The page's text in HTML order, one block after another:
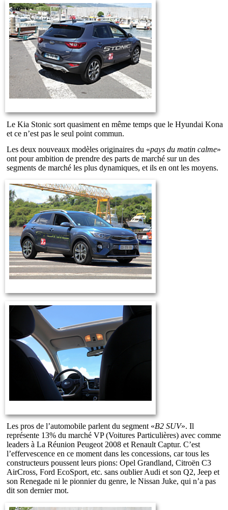
Le Kia Stonic sort quasiment en même temps que le Hyundai Kona
et ce n’est pas le seul point commun.
Les deux nouveaux modèles originaires du «pays du matin calme»
ont pour ambition de prendre des parts de marché sur un des
segments de marché les plus dynamiques, et ils en ont les moyens.
Les pros de l’automobile parlent du segment «B2 SUV». Il
représente 13% du marché VP (Voitures Particulières) avec comme
leaders à La Réunion Peugeot 2008 et Renault Captur. C’est
l’effervescence en ce moment dans les concessions, car tous les
constructeurs poussent leurs pions: Opel Grandland, Citroën C3
AirCross, Ford EcoSport, etc. sans oublier Audi et son Q2, Jeep et
son Renegade ni le pionnier du genre, le Nissan Juke, qui n’a pas
dit son dernier mot.